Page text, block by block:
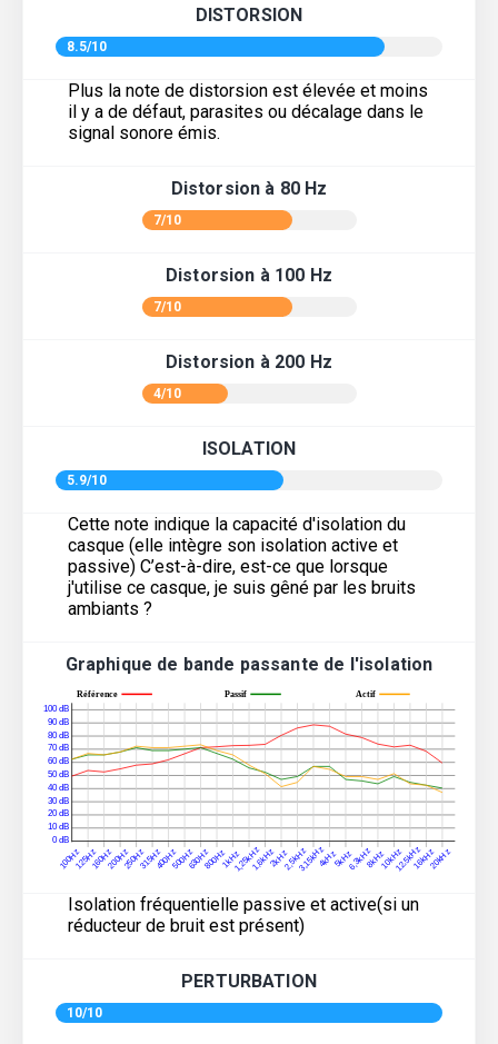
DISTORSION
8.5/10
Plus la note de distorsion est élevée et moins
il y a de défaut, parasites ou décalage dans le
signal sonore émis.
Distorsion à 80 Hz
7/10
Distorsion à 100 Hz
7/10
Distorsion à 200 Hz
4/10
ISOLATION
5.9/10
Cette note indique la capacité d'isolation du
casque (elle intègre son isolation active et
passive) C’est-à-dire, est-ce que lorsque
j'utilise ce casque, je suis gêné par les bruits
ambiants ?
Graphique de bande passante de l'isolation
Isolation fréquentielle passive et active(si un
réducteur de bruit est présent)
PERTURBATION
10/10